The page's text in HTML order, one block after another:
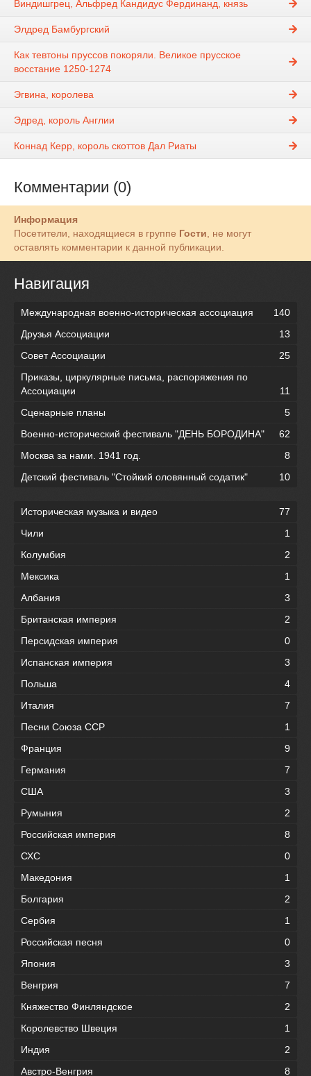
Виндишгрец, Альфред Кандидус Фердинанд, князь
Элдред Бамбургский
Как тевтоны пруссов покоряли. Великое прусское
восстание 1250-1274
Эгвина, королева
Эдред, король Англии
Коннад Керр, король скоттов Дал Риаты
Комментарии (0)
Информация
Посетители, находящиеся в группе Гости , не могут
оставлять комментарии к данной публикации.
Навигация
Международная военно-историческая ассоциация
140
Друзья Ассоциации
13
Совет Ассоциации
25
Приказы, циркулярные письма, распоряжения по
Ассоциации
11
Сценарные планы
5
Военно-исторический фестиваль "ДЕНЬ БОРОДИНА"
62
Москва за нами. 1941 год.
8
Детский фестиваль "Стойкий оловянный содатик"
10
Историческая музыка и видео
77
Чили
1
Колумбия
2
Мексика
1
Албания
3
Британская империя
2
Персидская империя
0
Испанская империя
3
Польша
4
Италия
7
Песни Союза ССР
1
Франция
9
Германия
7
США
3
Румыния
2
Российская империя
8
СХС
0
Македония
1
Болгария
2
Сербия
1
Российская песня
0
Япония
3
Венгрия
7
Княжество Финляндское
2
Королевство Швеция
1
Индия
2
Австро-Венгрия
8